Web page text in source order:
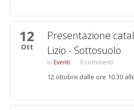
12
Ott
Presentazione
Lizio - Sottosuolo
Eventi 0 commenti
12 ottobre dalle ore 10.30